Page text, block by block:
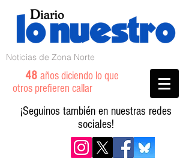
Noticias de Zona Norte
48 años diciendo lo que
otros prefieren callar
¡Seguinos también en nuestras redes
sociales!